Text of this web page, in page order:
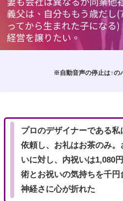
※自動音声の停止は↑の
プロのデザイナーである
依頼し、お礼はお茶のみ
いに対し、内祝いは1,080
術とお祝いの気持ちを千
神経さに心が折れた